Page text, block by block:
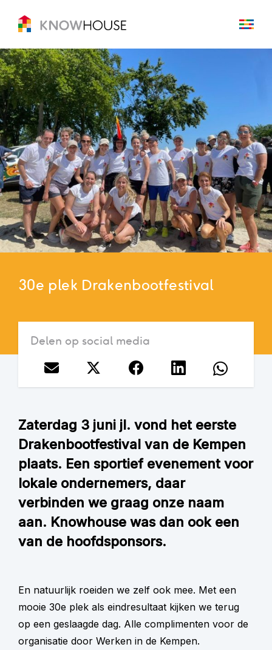
30e plek Drakenbootfestival
Delen op social media
Zaterdag 3 juni jl. vond het eerste
Drakenbootfestival van de Kempen
plaats. Een sportief evenement voor
lokale ondernemers, daar
verbinden we graag onze naam
aan. Knowhouse was dan ook een
van de hoofdsponsors.
En natuurlijk roeiden we zelf ook mee. Met een
mooie 30e plek als eindresultaat kijken we terug
op een geslaagde dag. Alle complimenten voor de
organisatie door Werken in de Kempen.